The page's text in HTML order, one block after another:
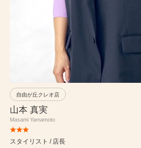
ONLINE STORE
MEN’S GROOMING SALON
PRIVACY POLICY
自由が丘クレオ店
山本 真実
Masami Yamamoto
スタイリスト 店長